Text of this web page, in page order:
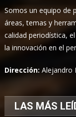
Somos un equipo de
áreas, temas y
calidad periodística,
la innovación en el
Dirección:Alejandro
LAS MÁS